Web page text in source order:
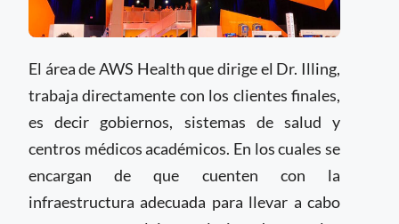
El área de AWS Health que dirige el Dr. Illing,
trabaja directamente con los clientes finales,
es decir gobiernos, sistemas de salud y
centros médicos académicos. En los cuales se
encargan de que cuenten con la
infraestructura adecuada para llevar a cabo